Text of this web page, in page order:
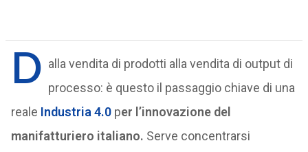
D alla vendita di prodotti alla vendita di output di
processo: è questo il passaggio chiave di una
reale Industria 4.0per l’innovazione del
manifatturiero italiano. Serve concentrarsi